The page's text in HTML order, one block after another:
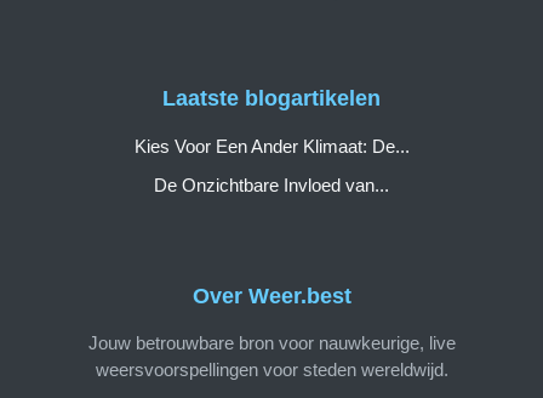
Over Weer.best
Jouw betrouwbare bron voor nauwkeurige, live
weersvoorspellingen voor steden wereldwijd.
Laatste blogartikelen
Kies Voor Een Ander Klimaat: De...
De Onzichtbare Invloed van...